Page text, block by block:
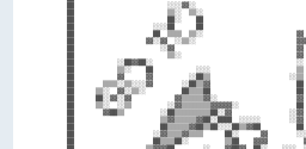
██
██
██
██
██                      ██  ▒▒▒▒
██                    ▓▓░░▓▓  ░░▒▒░░
██                        ░░▓▓
██                          ▒▒░░
██            ░░██▓▓██░░
██            ▒▒░░    ██            ░░░░
██            ▓▓      ▓▓          ░░██▒▒
██        ▒▒▒▒░░▒▒░░░░▓▓        ░░██▒▒▓▓
██      ▒▒░░  ▓▓░░▒▒░░          ██▒▒▒▒██
██      ██░░▓▓░░▓▓            ▓▓▒▒▒▒▒▒▓▓░░
██      ▒▒░░  ░░▒▒
██        ▓▓██▒▒
██                        ▒▒▓▓▒▒▒▒▒▒▓▓██░░████
██
██                      ░░▓▓▒▒▒▒▓▓▒▒▒▒
██                      ██▒▒▒▒██░░